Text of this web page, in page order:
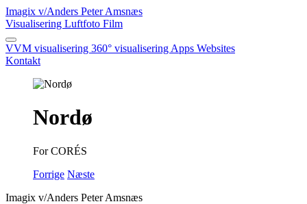
Imagix v/Anders Peter Amsnæs
Visualisering Luftfoto Film
VVM visualisering 360° visualisering Apps Websites
Kontakt
Nordø
For CORÉS
Forrige Næste
Imagix v/Anders Peter Amsnæs